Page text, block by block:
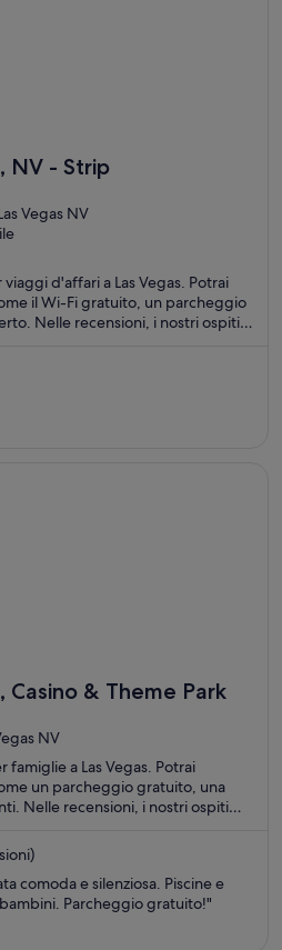
NV - Strip
Vegas NV
d'affari a Las Vegas. Potrai
il Wi-Fi gratuito, un parcheggio
Nelle recensioni, i nostri ospiti
MGM Grand e Casinò
Casino & Theme Park
NV
a Las Vegas. Potrai
un parcheggio gratuito, una
Nelle recensioni, i nostri ospiti
luoghi d'interesse: Circus
comoda e silenziosa. Piscine e
Parcheggio gratuito!"